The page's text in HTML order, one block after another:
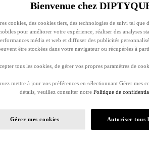
Bienvenue chez
cookies, des cookies tiers, des technologies de suivi tel que
pour améliorer votre expérience, réaliser des analyses
média et web et diffuser des publicités
être stockées dans votre navigateur ou récupérées à
tous les cookies, de gérer vos propres paramètres de
mettre à jour vos préférences en sélectionnant Gérer mes
détails, veuillez consulter notre Politique de
Gérer mes cookies Autoriser tous